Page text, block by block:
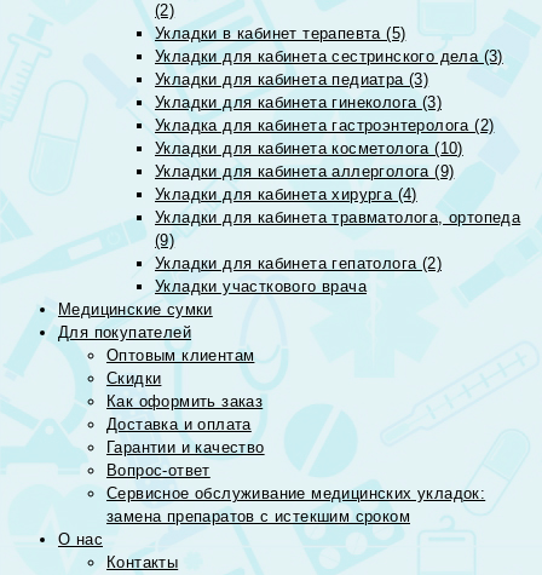
(2)
Укладки в кабинет терапевта (5)
Укладки для кабинета сестринского дела (3)
Укладки для кабинета педиатра (3)
Укладки для кабинета гинеколога (3)
Укладка для кабинета гастроэнтеролога (2)
Укладки для кабинета косметолога (10)
Укладки для кабинета аллерголога (9)
Укладки для кабинета хирурга (4)
Укладки для кабинета травматолога, ортопеда
(9)
Укладки для кабинета гепатолога (2)
Укладки участкового врача
Медицинские сумки
Для покупателей
Оптовым клиентам
Скидки
Как оформить заказ
Доставка и оплата
Гарантии и качество
Вопрос-ответ
Сервисное обслуживание медицинских укладок:
замена препаратов с истекшим сроком
О нас
Контакты